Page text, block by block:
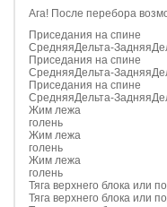
Ага! После перебора
Приседания на спине
СредняяДельта-
Приседания на спине
СредняяДельта-
Приседания на спине
СредняяДельта-
Жим лежа
голень
Жим лежа
голень
Жим лежа
голень
Тяга верхнего блока или
Тяга верхнего блока или